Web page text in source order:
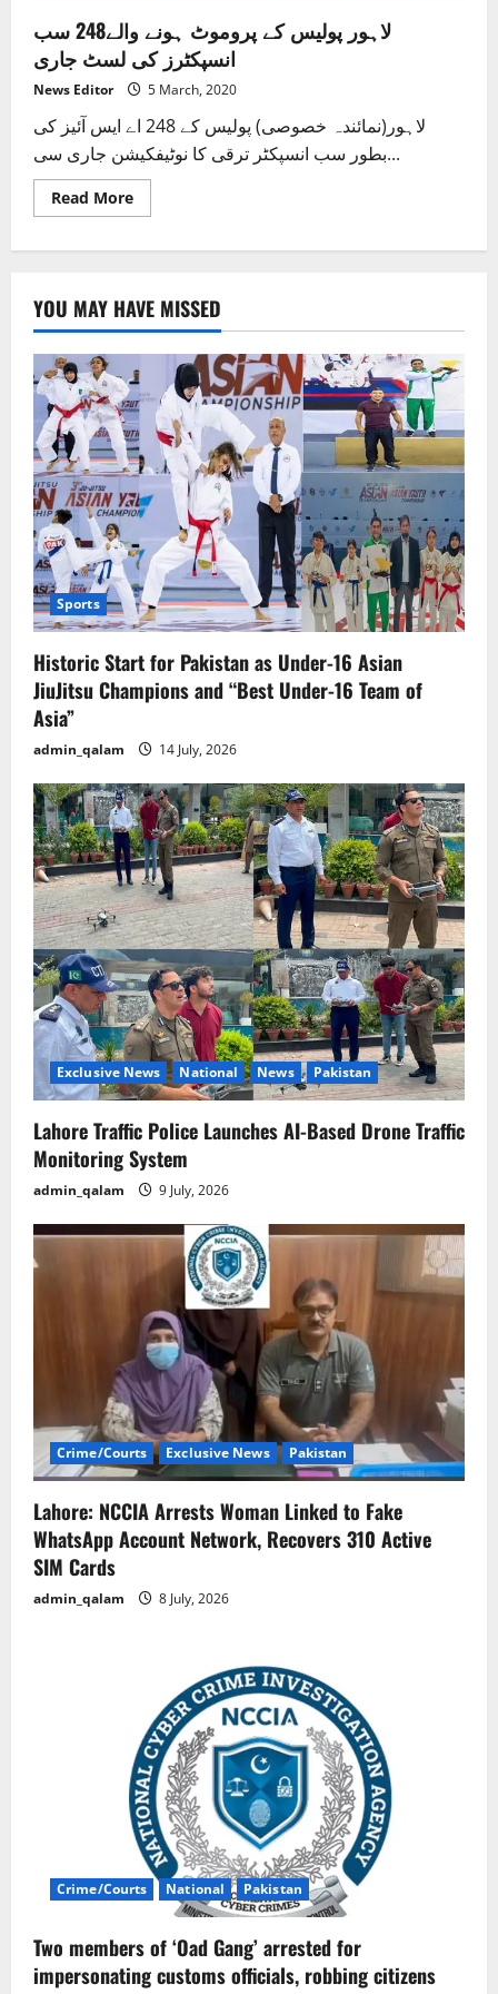
لاہور پولیس کے پروموٹ ہونے والے248 سب
انسپکٹرز کی لسٹ جاری
News Editor 5 March, 2020
لاہور(نمائندہ خصوصی) پولیس کے 248 اے ایس آئیز کی
بطور سب انسپکٹر ترقی کا نوٹیفکیشن جاری سی...
Read MoreRead
more
ہونے
والے248
سب
انسپکٹرز
کی
لسٹ
جاری
YOU MAY HAVE MISSED
Sports
Historic Start for Pakistan as Under-16 Asian
JiuJitsu Champions and “Best Under-16 Team of
Asia”
admin_qalam 14 July, 2026
Exclusive News National News Pakistan
Lahore Traffic Police Launches AI-Based Drone Traffic
Monitoring System
admin_qalam 9 July, 2026
Crime/Courts Exclusive News Pakistan
Lahore: NCCIA Arrests Woman Linked to Fake
WhatsApp Account Network, Recovers 310 Active
SIM Cards
admin_qalam 8 July, 2026
Crime/Courts National Pakistan
Two members of ‘Oad Gang’ arrested for
impersonating customs officials, robbing citizens